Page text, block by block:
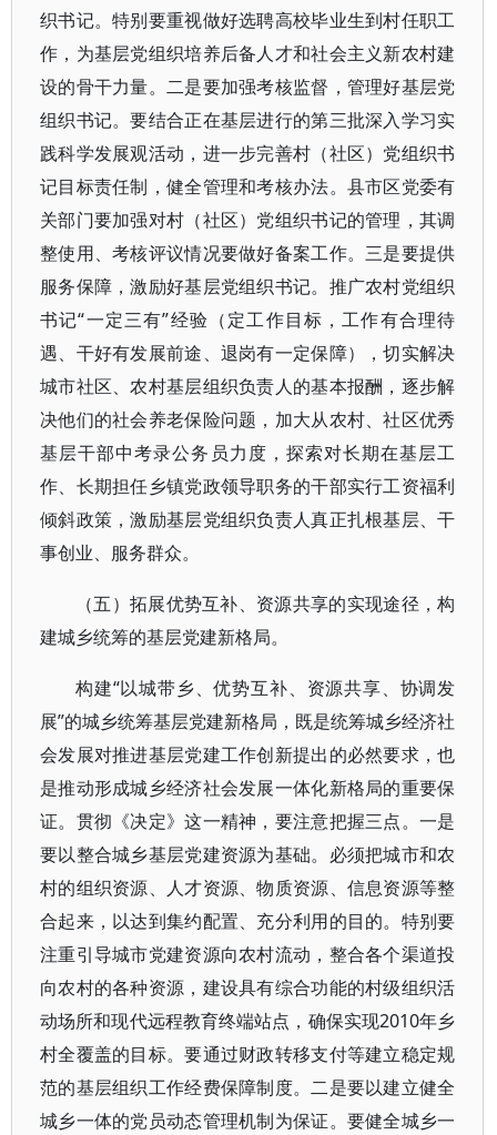
织书记。特别要重视做好选聘高校毕业生到村任职工
作，为基层党组织培养后备人才和社会主义新农村建
设的骨干力量。二是要加强考核监督，管理好基层党
组织书记。要结合正在基层进行的第三批深入学习实
践科学发展观活动，进一步完善村（社区）党组织书
记目标责任制，健全管理和考核办法。县市区党委有
关部门要加强对村（社区）党组织书记的管理，其调
整使用、考核评议情况要做好备案工作。三是要提供
服务保障，激励好基层党组织书记。推广农村党组织
书记“一定三有”经验（定工作目标，工作有合理待
遇、干好有发展前途、退岗有一定保障），切实解决
城市社区、农村基层组织负责人的基本报酬，逐步解
决他们的社会养老保险问题，加大从农村、社区优秀
基层干部中考录公务员力度，探索对长期在基层工
作、长期担任乡镇党政领导职务的干部实行工资福利
倾斜政策，激励基层党组织负责人真正扎根基层、干
事创业、服务群众。
（五）拓展优势互补、资源共享的实现途径，构
建城乡统筹的基层党建新格局。
构建“以城带乡、优势互补、资源共享、协调发
展”的城乡统筹基层党建新格局，既是统筹城乡经济社
会发展对推进基层党建工作创新提出的必然要求，也
是推动形成城乡经济社会发展一体化新格局的重要保
证。贯彻《决定》这一精神，要注意把握三点。一是
要以整合城乡基层党建资源为基础。必须把城市和农
村的组织资源、人才资源、物质资源、信息资源等整
合起来，以达到集约配置、充分利用的目的。特别要
注重引导城市党建资源向农村流动，整合各个渠道投
向农村的各种资源，建设具有综合功能的村级组织活
动场所和现代远程教育终端站点，确保实现2010年乡
村全覆盖的目标。要通过财政转移支付等建立稳定规
范的基层组织工作经费保障制度。二是要以建立健全
城乡一体的党员动态管理机制为保证。要健全城乡一